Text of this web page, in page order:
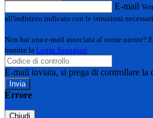
E-mail
all'indirizzo indicato con le istruzioni
Non hai una e-mail associata al nome utente?
tramite la Login Spaggiari
E-mail inviata, si prega di controllare la
Errore
Chiudi